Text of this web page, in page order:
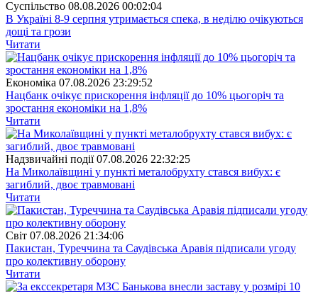
Суспiльство 08.08.2026 00:02:04
В Україні 8-9 серпня утримається спека, в неділю очікуються
дощі та грози
Читати
Економіка 07.08.2026 23:29:52
Нацбанк очікує прискорення інфляції до 10% цьогоріч та
зростання економіки на 1,8%
Читати
Надзвичайні події 07.08.2026 22:32:25
На Миколаївщині у пункті металобрухту стався вибух: є
загиблий, двоє травмовані
Читати
Свiт 07.08.2026 21:34:06
Пакистан, Туреччина та Саудівська Аравія підписали угоду
про колективну оборону
Читати